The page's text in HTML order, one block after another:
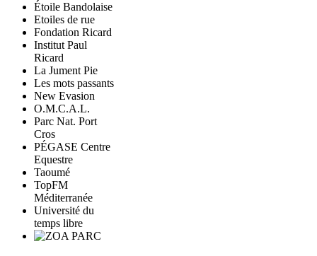
Étoile Bandolaise
Etoiles de rue
Fondation Ricard
Institut Paul
Ricard
La Jument Pie
Les mots passants
New Evasion
O.M.C.A.L.
Parc Nat. Port
Cros
PÉGASE Centre
Equestre
Taoumé
TopFM
Méditerranée
Université du
temps libre